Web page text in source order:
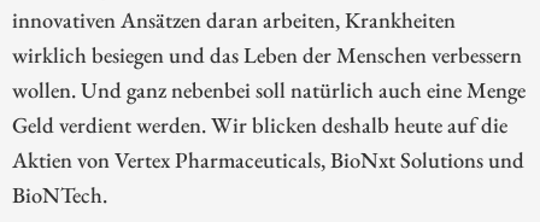
innovativen Ansätzen daran arbeiten, Krankheiten
wirklich besiegen und das Leben der Menschen verbessern
wollen. Und ganz nebenbei soll natürlich auch eine Menge
Geld verdient werden. Wir blicken deshalb heute auf die
Aktien von Vertex Pharmaceuticals, BioNxt Solutions und
BioNTech.